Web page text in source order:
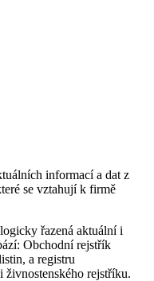
informací a dat z
se vztahují k firmě
řazená aktuální i
Obchodní rejstřík
a registru
rejstříku.